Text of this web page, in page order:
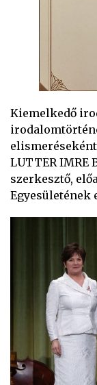
Kiemelkedő
LUTTER
szerkesztő,
Egyesületének